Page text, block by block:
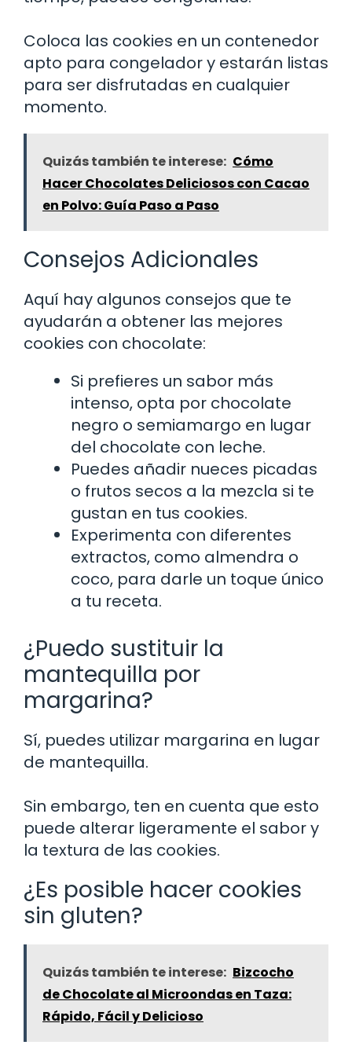
Coloca las cookies en un contenedor
apto para congelador y estarán listas
para ser disfrutadas en cualquier
momento.
Quizás también te interese: Cómo
Hacer Chocolates Deliciosos con Cacao
en Polvo: Guía Paso a Paso
Consejos Adicionales
Aquí hay algunos consejos que te
ayudarán a obtener las mejores
cookies con chocolate:
Si prefieres un sabor más
intenso, opta por chocolate
negro o semiamargo en lugar
del chocolate con leche.
Puedes añadir nueces picadas
o frutos secos a la mezcla si te
gustan en tus cookies.
Experimenta con diferentes
extractos, como almendra o
coco, para darle un toque único
a tu receta.
¿Puedo sustituir la
mantequilla por
margarina?
Sí, puedes utilizar margarina en lugar
de mantequilla.
Sin embargo, ten en cuenta que esto
puede alterar ligeramente el sabor y
la textura de las cookies.
¿Es posible hacer cookies
sin gluten?
Quizás también te interese: Bizcocho
de Chocolate al Microondas en Taza:
Rápido, Fácil y Delicioso